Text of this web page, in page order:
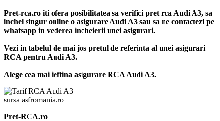
Pret-rca.ro iti ofera posibilitatea sa verifici pret rca Audi A3, sa
inchei singur online o asigurare Audi A3 sau sa ne contactezi pe
whatsapp in vederea incheierii unei asigurari.
Vezi in tabelul de mai jos pretul de referinta al unei asigurari
RCA pentru Audi A3.
Alege cea mai ieftina asigurare RCA Audi A3.
sursa asfromania.ro
Pret-RCA.ro